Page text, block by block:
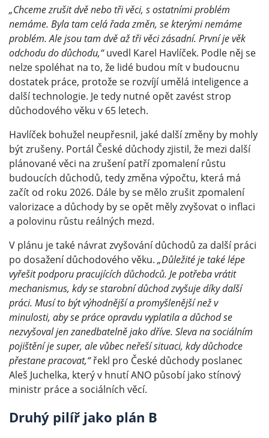
„Chceme zrušit dvě nebo tři věci, s ostatními problém
nemáme. Byla tam celá řada změn, se kterými nemáme
problém. Ale jsou tam dvě až tři věci zásadní. První je věk
odchodu do důchodu,“uvedl Karel Havlíček. Podle něj se
nelze spoléhat na to, že lidé budou mít v budoucnu
dostatek práce, protože se rozvíjí umělá inteligence a
další technologie. Je tedy nutné opět zavést strop
důchodového věku v 65 letech.
Havlíček bohužel neupřesnil, jaké další změny by mohly
být zrušeny. Portál České důchody zjistil, že mezi další
plánované věci na zrušení patří zpomalení růstu
budoucích důchodů, tedy změna výpočtu, která má
začít od roku 2026. Dále by se mělo zrušit zpomalení
valorizace a důchody by se opět měly zvyšovat o inflaci
a polovinu růstu reálných mezd.
V plánu je také návrat zvyšování důchodů za další práci
po dosažení důchodového věku.„Důležité je také lépe
vyřešit podporu pracujících důchodců. Je potřeba vrátit
mechanismus, kdy se starobní důchod zvyšuje díky další
práci. Musí to být výhodnější a promyšlenější než v
minulosti, aby se práce opravdu vyplatila a důchod se
nezvyšoval jen zanedbatelně jako dříve. Sleva na sociálním
pojištění je super, ale vůbec neřeší situaci, kdy důchodce
přestane pracovat,“řekl pro České důchody poslanec
Aleš Juchelka, který v hnutí ANO působí jako stínový
ministr práce a sociálních věcí.
Druhý pilíř jako plán B